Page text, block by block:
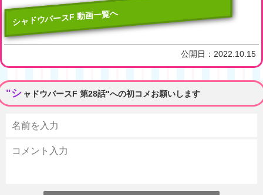
シャドウバースF 動画一覧へ
公開日： 2022.10.15
"シ ャドウバースF 第28話"への初コメお願いします